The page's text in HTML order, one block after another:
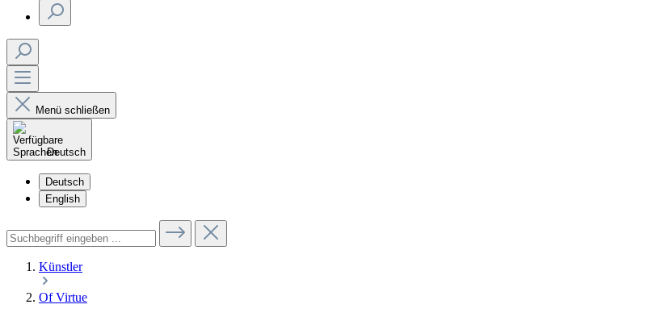
Menü schließen
Deutsch
Deutsch
English
Künstler
Of Virtue